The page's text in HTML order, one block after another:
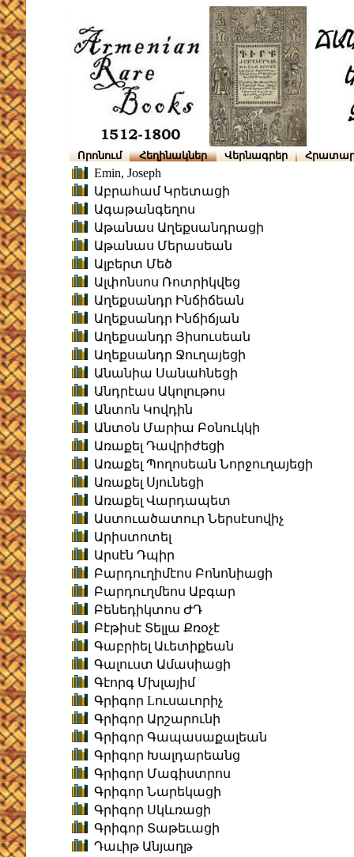
Որոնում Հեղինակներ Վերնագրեր
Emin, Joseph
Աբրահամ Կրետացի
Ագաթանգեղոս
Աթանաս Աղեքսանդրացի
Աթանաս Մերասեան
Ալբերտ Մեծ
Ալփոնսոս Ռոտրիկվեց
Աղեքսանդր Ինճիճեան
Աղեքսանդր Ինճիճյան
Աղեքսանդր Յիսուսեան
Աղեքսանդր Ջուղայեցի
Անանիա Սանահնեցի
Անդրէաս Ակոլութոս
Անտոն Կովդին
Անտօն Մարիա Բօնուկկի
Առաքել Դավրիժեցի
Առաքել Պողոսեան Նորջուղայեցի
Առաքել Սյունեցի
Առաքել Վարդապետ
Աստուածատուր Ներսէսովիչ
Արիստոտել
Արսէն Դպիր
Բարդուղիմէոս Բոնոնիացի
Բարդուղմեոս Աբգար
Բենեդիկտոս ԺԴ
Բէթիսէ Տելլա Քռօչէ
Գաբրիել Աւետիքեան
Գալուստ Ամասիացի
Գէորգ Մխլայիմ
Գրիգոր Lուսաւորիչ
Գրիգոր Արշարունի
Գրիգոր Գապասաքալեան
Գրիգոր Խալդարեանց
Գրիգոր Մագիստրոս
Գրիգոր Նարեկացի
Գրիգոր Սկևռացի
Գրիգոր Տաթեւացի
Դաւիթ Անյաղթ